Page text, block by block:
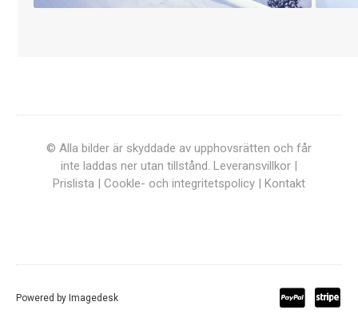
© Alla bilder är skyddade av upphovsrätten och får
inte laddas ner utan tillstånd. Leveransvillkor |
Prislista | Cookle- och integritetspolicy | Kontakt
Powered by Imagedesk